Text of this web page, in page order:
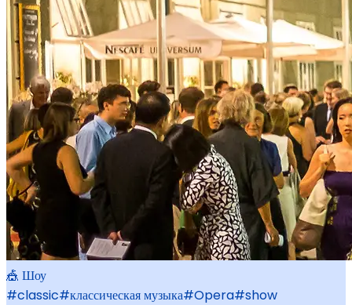
🎪 Шоу
#classic#классическая музыка#Opera#show